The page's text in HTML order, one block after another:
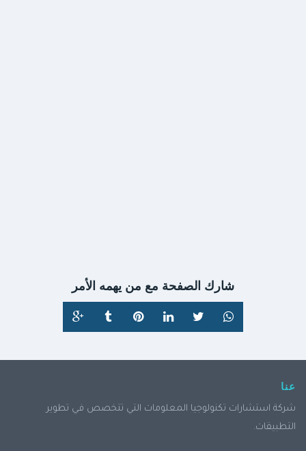
شارك الصفحة مع من يهمه الأمر
عنا
شركة استشارات تكنولوجيا المعلومات التي تتخصص في تطوير
التطبيقات.